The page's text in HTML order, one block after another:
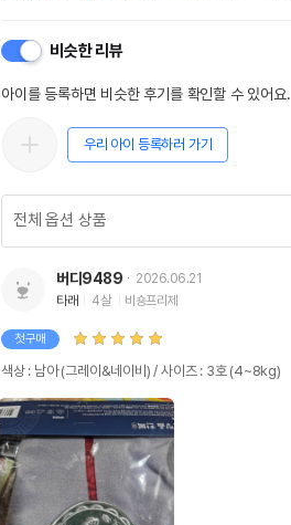
비슷한 리뷰
아이를 등록하면 비슷한 후기를 확인할 수 있어요.
우리 아이 등록하러 가기
버디9489
2026.06.21
타래
4살 비숑프리제
첫구매
색상 : 남아 (그레이&네이비) / 사이즈 : 3호 (4~8kg)